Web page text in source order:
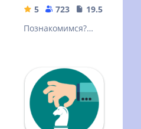
42.89 MB 5 723
19.57 MB
Познакомимся?
чат "Бутылочка" -
игра для взрослых
18+